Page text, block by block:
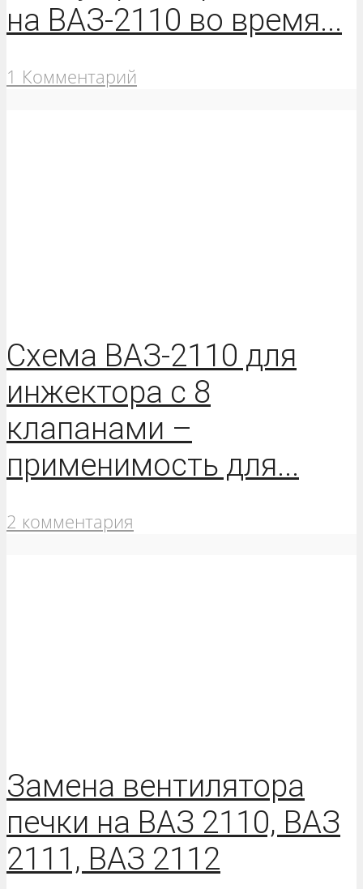
на ВАЗ-2110 во время...
1 Комментарий
Схема ВАЗ-2110 для
инжектора с 8
клапанами –
применимость для...
2 комментария
Замена вентилятора
печки на ВАЗ 2110, ВАЗ
2111, ВАЗ 2112